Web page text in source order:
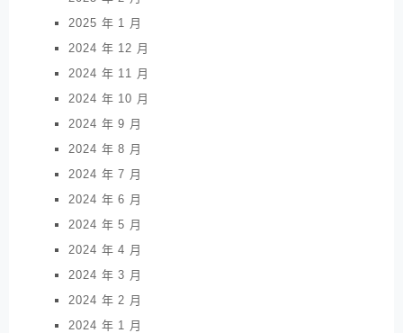
2025 年 1 月
2024 年 12 月
2024 年 11 月
2024 年 10 月
2024 年 9 月
2024 年 8 月
2024 年 7 月
2024 年 6 月
2024 年 5 月
2024 年 4 月
2024 年 3 月
2024 年 2 月
2024 年 1 月